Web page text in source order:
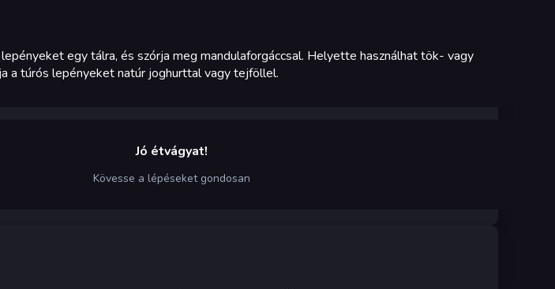
egy tálra, és szórja meg mandulaforgáccsal. Helyette használhat tök- vagy
a túrós lepényeket natúr joghurttal vagy tejföllel.
Jó étvágyat!
Kövesse a lépéseket gondosan